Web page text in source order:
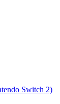
Switch 2)